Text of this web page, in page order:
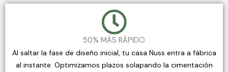
50% MÁS RÁPIDO
Al saltar la fase de diseño inicial, tu casa Nuss entra a fábrica
al instante. Optimizamos plazos solapando la cimentación